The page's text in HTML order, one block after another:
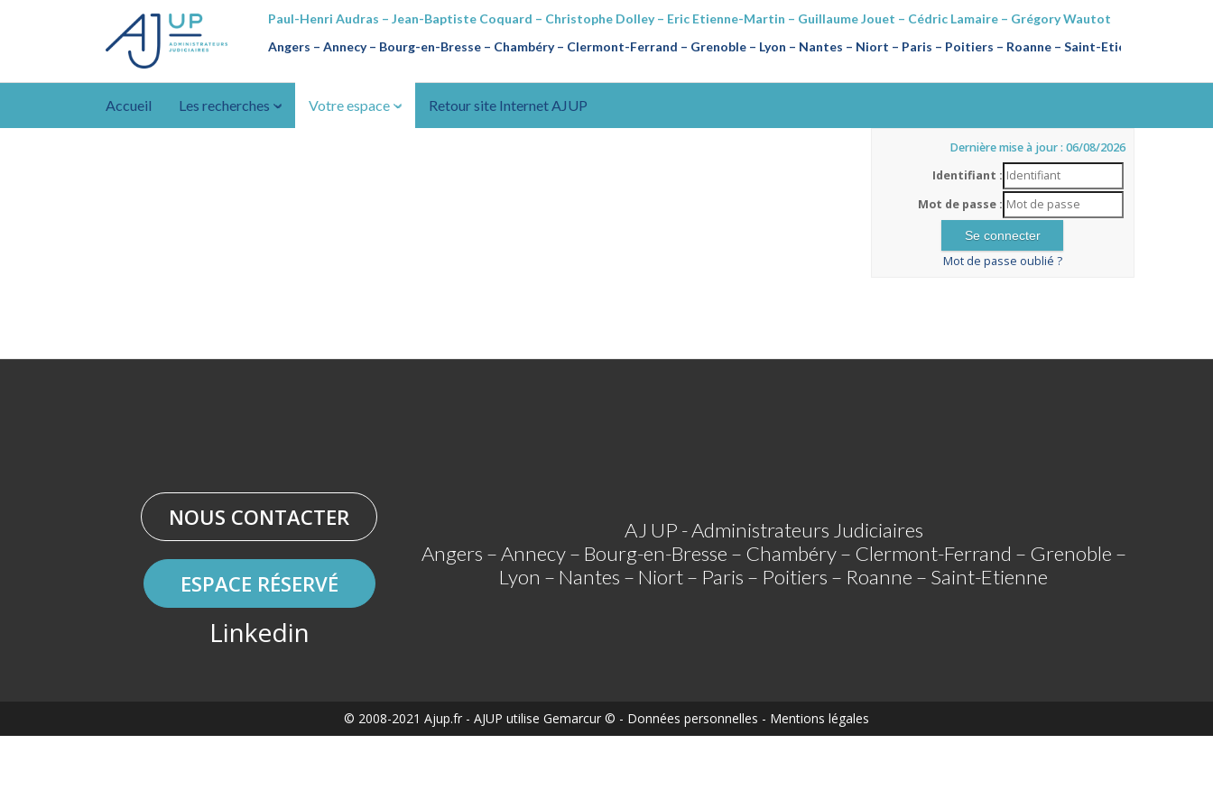
Paul-Henri Audras – Jean-Baptiste Coquard – Christophe Dolley – Eric Etienne-Martin – Guillaume Jouet – Cédric Lamaire – Grégory Wautot
Angers – Annecy– Bourg-en-Bresse – Chambéry – Clermont-Ferrand – Grenoble – Lyon – Nantes – Niort – Paris – Poitiers – Roanne – Saint-Etienne
Accueil Les recherches Votre espace Retour site Internet AJUP
Dernière mise à jour : 06/08/2026
Identifiant :
Mot de passe :
Mot de passe oublié ?
NOUS CONTACTER
ESPACE RÉSERVÉ
Linkedin
AJ UP - Administrateurs Judiciaires
Angers – Annecy – Bourg-en-Bresse – Chambéry – Clermont-Ferrand – Grenoble –
Lyon – Nantes – Niort – Paris – Poitiers – Roanne – Saint-Etienne
© 2008-2021 Ajup.fr - AJUP utilise Gemarcur © - Données personnelles - Mentions légales